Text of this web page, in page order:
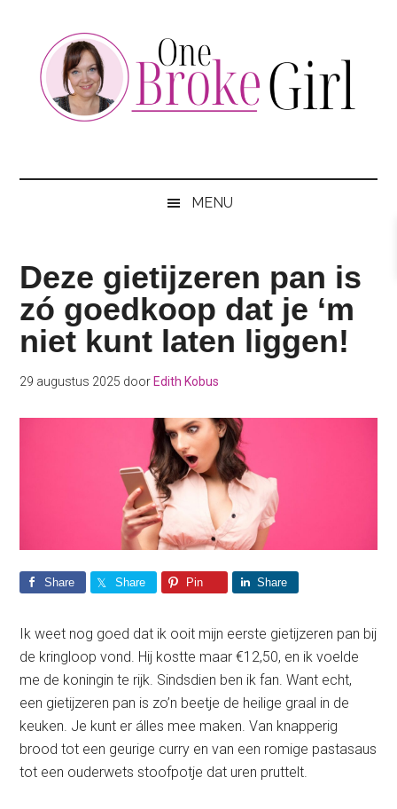
content
secondary
MENU
Deze gietijzeren pan is
zó goedkoop dat je ‘m
niet kunt laten liggen!
29 augustus 2025 door Edith Kobus
Share Share Pin Share
Ik weet nog goed dat ik ooit mijn eerste gietijzeren pan bij
de kringloop vond. Hij kostte maar €12,50, en ik voelde
me de koningin te rijk. Sindsdien ben ik fan. Want echt,
een gietijzeren pan is zo’n beetje de heilige graal in de
keuken. Je kunt er álles mee maken. Van knapperig
brood tot een geurige curry en van een romige pastasaus
tot een ouderwets stoofpotje dat uren pruttelt.